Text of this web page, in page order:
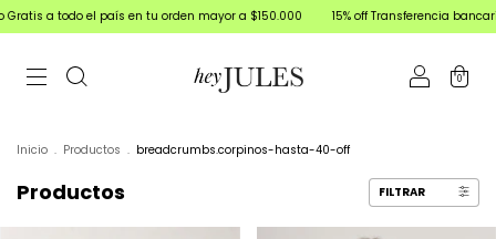
tu orden mayor a $150.000 15% off Transferencia bancaria | 3 y 6 cuotas sin
0
Inicio . Productos . breadcrumbs.corpinos-hasta-40-off
Productos FILTRAR